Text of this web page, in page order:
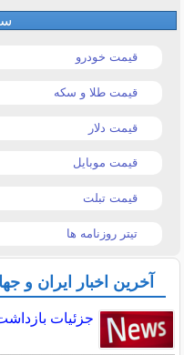
قیمت خودرو
قیمت طلا و سکه
قیمت دلار
قیمت موبایل
قیمت تبلت
تیتر روزنامه ها
آخرین اخبار ایران و
جزئیات